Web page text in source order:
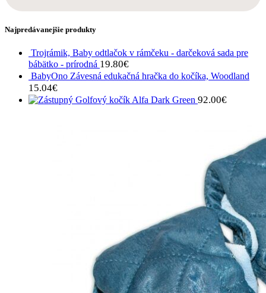
Najpredávanejšie produkty
Trojrámik, Baby odtlačok v rámčeku - darčeková sada pre
bábätko - prírodná 19.80€
BabyOno Závesná edukačná hračka do kočíka, Woodland
15.04€
Golfový kočík Alfa Dark Green 92.00€